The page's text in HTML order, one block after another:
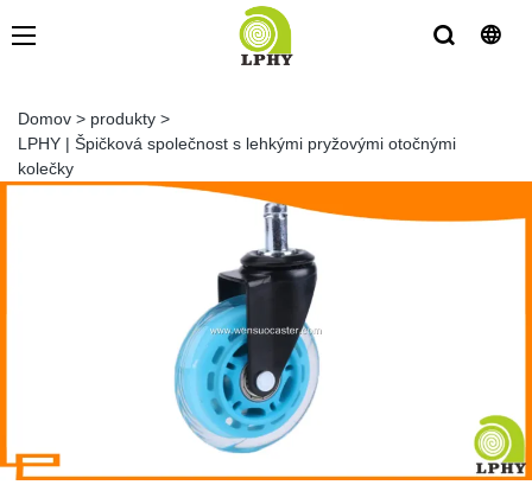
Domov > produkty >
LPHY | Špičková společnost s lehkými pryžovými otočnými
kolečky